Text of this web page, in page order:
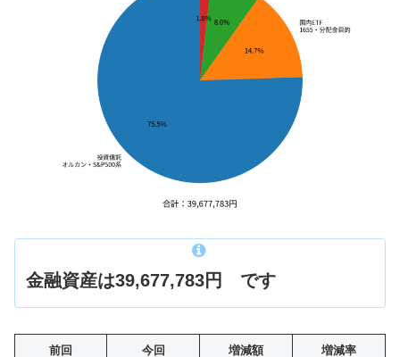
金融資産は39,677,783円 です
前回 今回 増減額 増減率